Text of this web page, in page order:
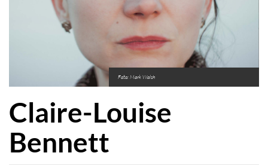
Foto: Mark Walsh
Claire-Louise
Bennett